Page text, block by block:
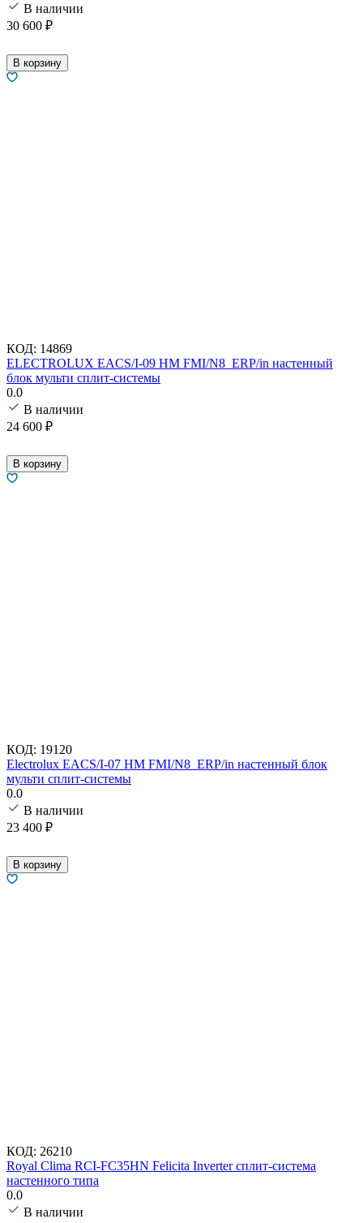
В наличии
30 600 ₽
В корзину
КОД: 14869
ELECTROLUX EACS/I-09 HM FMI/N8_ERP/in настенный
блок мульти сплит-системы
0.0
В наличии
24 600 ₽
В корзину
КОД: 19120
Electrolux EACS/I-07 HM FMI/N8_ERP/in настенный блок
мульти сплит-системы
0.0
В наличии
23 400 ₽
В корзину
КОД: 26210
Royal Clima RCI-FC35HN Felicita Inverter сплит-система
настенного типа
0.0
В наличии